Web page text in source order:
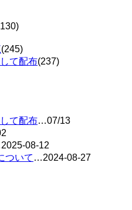
(245)
て配布(237)
て配布…07/13
2025-08-12
ついて …2024-08-27